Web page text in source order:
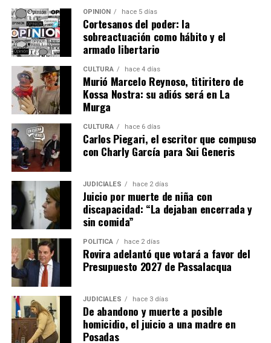
OPINIÓN hace 5 días
Cortesanos del poder: la
sobreactuación como hábito y el
armado libertario
CULTURA hace 4 días
Murió Marcelo Reynoso, titiritero de
Kossa Nostra: su adiós será en La
Murga
CULTURA hace 6 días
Carlos Piegari, el escritor que compuso
con Charly García para Sui Generis
JUDICIALES hace 2 días
Juicio por muerte de niña con
discapacidad: “La dejaban encerrada y
sin comida”
POLÍTICA hace 2 días
Rovira adelantó que votará a favor del
Presupuesto 2027 de Passalacqua
JUDICIALES hace 3 días
De abandono y muerte a posible
homicidio, el juicio a una madre en
Posadas